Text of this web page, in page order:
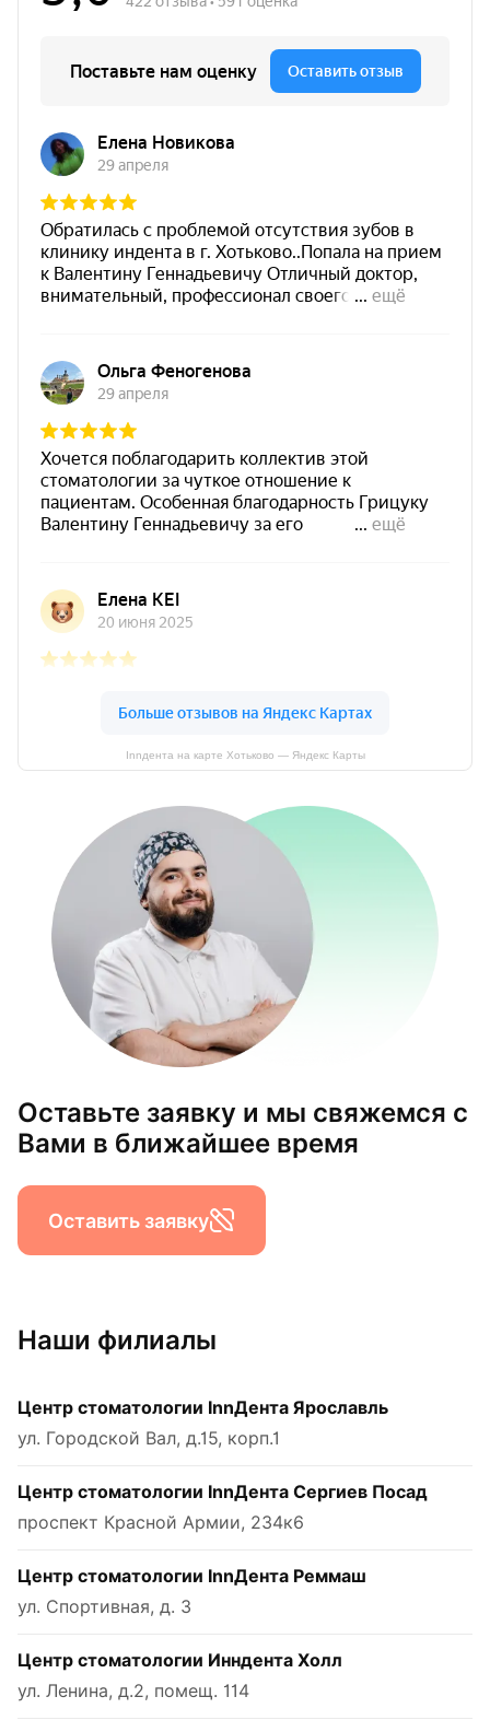
Оставьте заявку и мы свяжемся с
Вами в ближайшее время
Оставить заявку
Innдента на карте Хотьково — Яндекс Карты
Наши филиалы
Центр стоматологии InnДента Ярославль
ул. Городской Вал, д.15, корп.1
Центр стоматологии InnДента Сергиев Посад
проспект Красной Армии, 234к6
Центр стоматологии InnДента Реммаш
ул. Спортивная, д. 3
Центр стоматологии Инндента Холл
ул. Ленина, д.2, помещ. 114